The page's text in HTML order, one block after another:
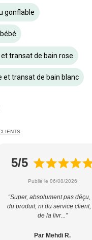
gonflable
transat de bain rose
et transat de bain blanc
5/5
Publié le 06/08/2026
“Super, absolument pas déçu,
du produit, ni du service
de la livr...”
Par Mehdi R.